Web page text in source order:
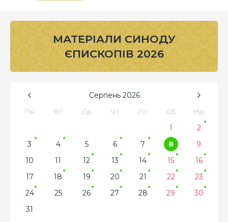
МАТЕРІАЛИ СИНОДУ
ЄПИСКОПІВ 2026
Серпень 2026
Пн Вт Ср Чт Пт Сб Нд
1
2
3
4 5 6 7 8
9
10
11 12 13 14 15
16
17
18 19 20 21 22
23
24
25 26 27 28 29
30
31